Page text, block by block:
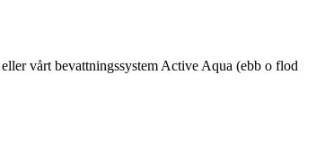
vårt bevattningssystem Active Aqua (ebb o flod